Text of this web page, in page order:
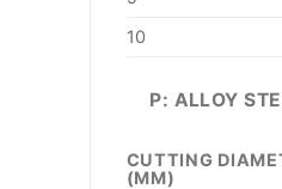
10
P: ALLOY
CUTTING
(MM)